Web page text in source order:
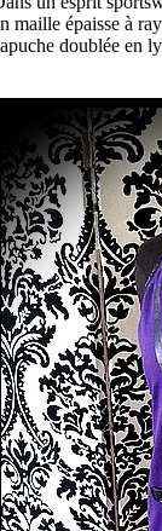
maille épaisse à
doublée en